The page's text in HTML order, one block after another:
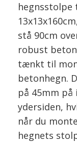
hegnsstolpe
stå 90cm
robust
tænkt til
betonhegn.
på 45mm på
ydersiden,
når du
hegnets